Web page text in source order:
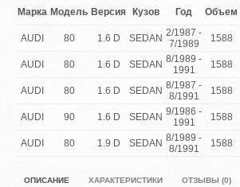
Марка Модель Версия Кузов Год Объем
AUDI 80 1.6 D SEDAN 2/1987 -
7/1989
1588
AUDI 80 1.6 D SEDAN 8/1989 -
1991
1588
AUDI 80 1.6 D SEDAN 8/1987 -
8/1991
1588
AUDI
90 1.6 D SEDAN 9/1986 -
1991
1588
AUDI
80 1.9 D SEDAN 8/1989 -
8/1991
1588
ОПИСАНИЕ ХАРАКТЕРИСТИКИ ОТЗЫВЫ (0)